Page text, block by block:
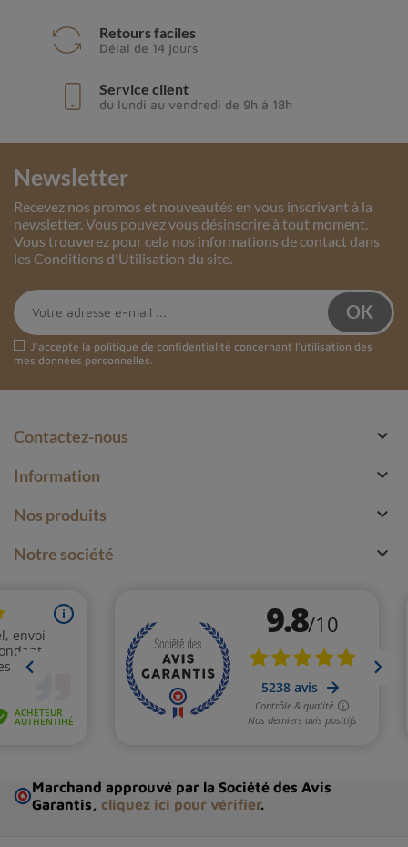
Retours faciles
Délai de 14 jours
Service client
du lundi au vendredi de 9h à 18h
Newsletter
Recevez nos promos et nouveautés en vous inscrivant à la
newsletter. Vous pouvez vous désinscrire à tout moment.
Vous trouverez pour cela nos informations de contact dans
les Conditions d'Utilisation du site.
J'accepte la politique de confidentialité concernant l'utilisation des
mes données personnelles.
Contactez-nous 
Information 
Nos produits 
Notre société 
Marchand approuvé par la Société des Avis
Garantis, cliquez ici pour vérifier.